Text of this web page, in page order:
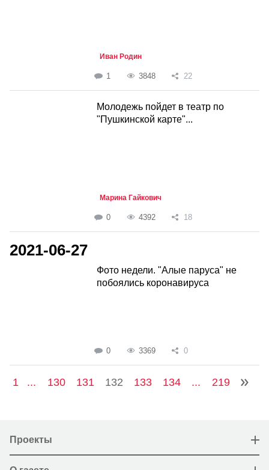
Иван Родин
1 3848 22
Молодежь пойдет в театр по
"Пушкинской карте"...
Марина Гайкович
0 4392 18
2021-06-27
Фото недели. "Алые паруса" не
побоялись коронавируса
0 3369 0
1 ... 130 131 132 133 134 ... 219
Проекты